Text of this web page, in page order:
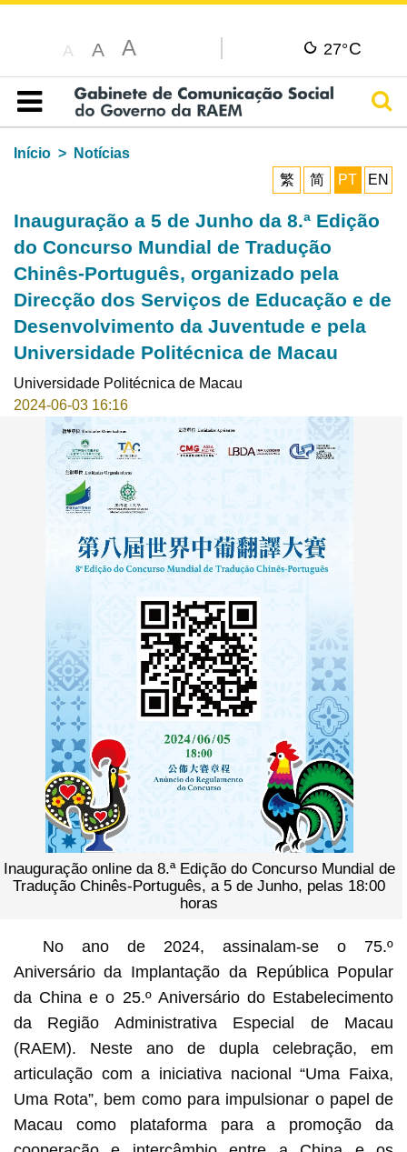
A A A 27°C
Índice
Início
Notícias
繁
简 PT EN
Inauguração a 5 de Junho da 8.ª Edição
do Concurso Mundial de Tradução
Chinês-Português, organizado pela
Direcção dos Serviços de Educação e de
Desenvolvimento da Juventude e pela
Universidade Politécnica de Macau
Universidade Politécnica de Macau
2024-06-03 16:16
Inauguração online da 8.ª Edição do Concurso Mundial de
Tradução Chinês-Português, a 5 de Junho, pelas 18:00
horas
No ano de 2024, assinalam-se o 75.º
Aniversário da Implantação da República Popular
da China e o 25.º Aniversário do Estabelecimento
da Região Administrativa Especial de Macau
(RAEM). Neste ano de dupla celebração, em
articulação com a iniciativa nacional “Uma Faixa,
Uma Rota”, bem como para impulsionar o papel de
Macau como plataforma para a promoção da